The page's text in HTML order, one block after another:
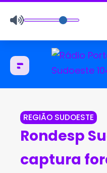
REGIÃO SUDOESTE
Rondesp
captura